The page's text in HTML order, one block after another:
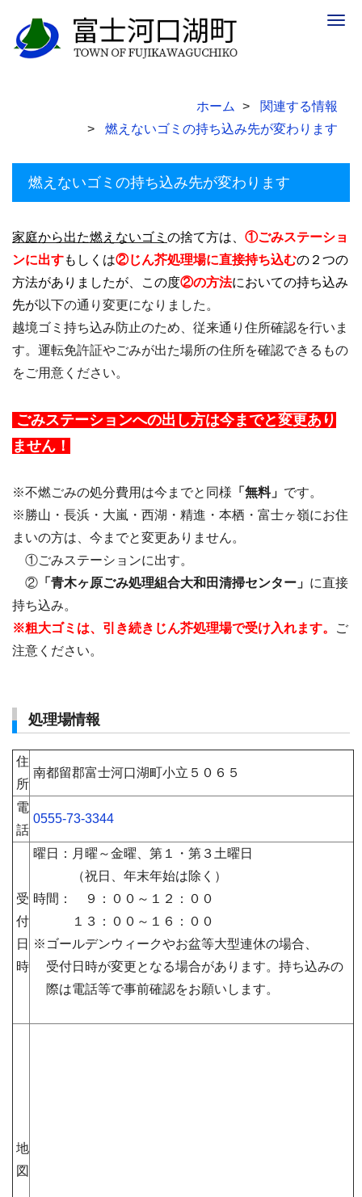
ホーム
関連する情報
燃えないゴミの持ち込み先が変わります
燃えないゴミの持ち込み先が変わります
家庭から出た燃えないゴミ の捨て方は、 ①ごみステーショ
ンに出すもしくは②じん芥処理場に直接持ち込むの２つの
方法がありましたが、この度②の方法においての持ち込み
先が以下の通り変更になりました。
越境ゴミ持ち込み防止のため、従来通り住所確認を行いま
す。運転免許証やごみが出た場所の住所を確認できるもの
をご用意ください。
ごみステーションへの出し方は今までと変更あり
ません！
※不燃ごみの処分費用は今までと同様 「無料」 です。
※勝山・長浜・大嵐・西湖・精進・本栖・富士ヶ嶺にお住
まいの方は、今までと変更ありません。
①ごみステーションに出す。
② 「青木ヶ原ごみ処理組合大和田清掃センター」 に直接
持ち込み。
※粗大ゴミは、引き続きじん芥処理場で受け入れます。
ご
注意ください。
処理場情報
住
所
南都留郡富士河口湖町小立５０６５
電
話
0555-73-3344
受
付
日
時
曜日：月曜～金曜、第１・第３土曜日
（祝日、年末年始は除く）
時間： ９：００～１２：００
１３：００～１６：００
※ゴールデンウィークやお盆等大型連休の場合、
受付日時が変更となる場合があります。持ち込みの
際は電話等で事前確認をお願いします。
地
図